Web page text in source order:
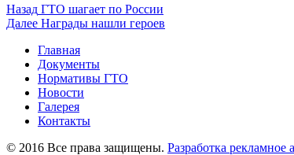
Навигация
по
записям
Назад Предыдущая
запись:
ГТО шагает по России
Далее Следующая
Награды нашли героев
Главная
Документы
Нормативы ГТО
Новости
Галерея
Контакты
© 2016 Все права защищены. Разработка рекламное